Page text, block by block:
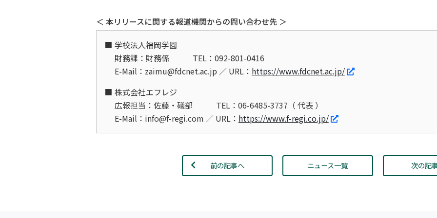
＜ 本リリースに関する報道機関からの問い合わせ先 ＞
学校法人福岡学園
財務課：財務係
TEL：092-801-0416
E-Mail：zaimu@fdcnet.ac.jp ／ URL： https://www.fdcnet.ac.jp/
株式会社エフレジ
広報担当：佐藤・礒部
TEL：06-6485-3737（ 代表 ）
E-Mail：info@f-regi.com ／ URL： https://www.f-regi.co.jp/
前の記事へ ニュース一覧 次の記